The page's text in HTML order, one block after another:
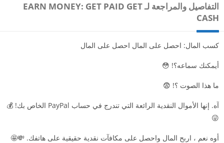
التفاصيل والمراجعة لـ EARN MONEY: GET PAID GET
CASH
كسب المال: احصل على المال احصل على المال
أيمكنك سماعه؟! 😳
ما هذا الصوت ؟! 😨
آه. إنها الأموال النقدية الرائعة التي تندرج في حساب PayPal الخاص بك! 💰
😜
أوه نعم ، اربح المال واحصل على مكافآت نقدية حقيقية على هاتفك. 💸🤩